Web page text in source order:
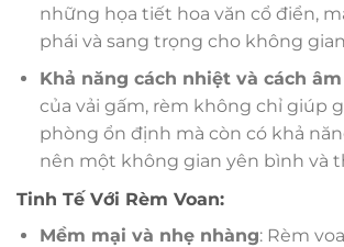
những họa tiết hoa văn cổ điển,
phái và sang trọng cho không
Khả năng cách nhiệt và cách
của vải gấm, rèm không chỉ giúp
phòng ổn định mà còn có khả
nên một không gian yên bình và
Tinh Tế Với Rèm Voan:
Mềm mại và nhẹ nhàng: Rèm